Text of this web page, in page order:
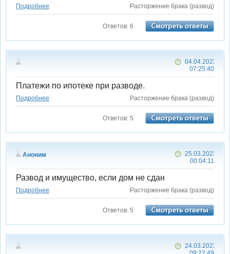
Подробнее Расторжение брака (развод)
Ответов: 6
04.04.2023
07:25:40
Платежи по ипотеке при разводе.
Подробнее Расторжение брака (развод)
Ответов: 5
Аноним
25.03.2023
00:04:11
Развод и имущество, если дом не сдан
Подробнее Расторжение брака (развод)
Ответов: 5
24.03.2023